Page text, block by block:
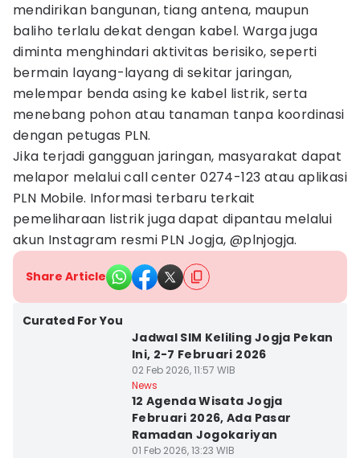
mendirikan bangunan, tiang antena, maupun
baliho terlalu dekat dengan kabel. Warga juga
diminta menghindari aktivitas berisiko, seperti
bermain layang-layang di sekitar jaringan,
melempar benda asing ke kabel listrik, serta
menebang pohon atau tanaman tanpa koordinasi
dengan petugas PLN.
Jika terjadi gangguan jaringan, masyarakat dapat
melapor melalui call center 0274-123 atau aplikasi
PLN Mobile. Informasi terbaru terkait
pemeliharaan listrik juga dapat dipantau melalui
akun Instagram resmi PLN Jogja, @plnjogja.
Share Article
Curated For You
Jadwal SIM Keliling Jogja Pekan
Ini, 2-7 Februari 2026
02 Feb 2026, 11:57 WIB
News
12 Agenda Wisata Jogja
Februari 2026, Ada Pasar
Ramadan Jogokariyan
01 Feb 2026, 13:23 WIB